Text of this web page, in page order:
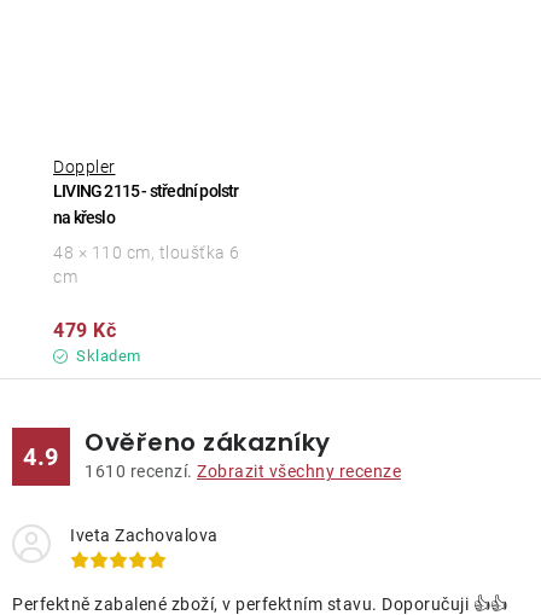
LIVING 2115 - střední polstr
na křeslo
Doppler
Skladem
479 Kč
48 × 110 cm, tloušťka 6
cm
4.9 Ověřeno zákazníky
1610 recenzí. Zobrazit všechny recenze
Iveta Zachovalova
Perfektně zabalené zboží, v perfektním stavu. Doporučuji 👍👍